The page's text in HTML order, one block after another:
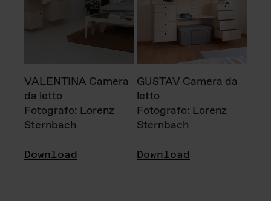
VALENTINA Camera
da letto
Fotografo: Lorenz
Sternbach
Download
GUSTAV Camera da
letto
Fotografo: Lorenz
Sternbach
Download